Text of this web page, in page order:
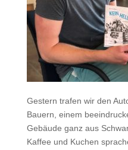
Gestern trafen wir den
Bauern, einem
Gebäude ganz aus
Kaffee und Kuchen